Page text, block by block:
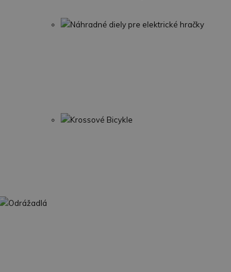
Náhradné diely pre elektrické hračky
Krossové Bicykle
Odrážadlá